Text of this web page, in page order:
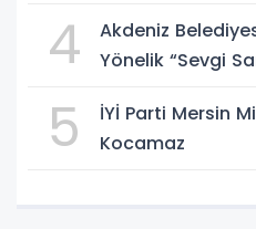
4
Akdeniz
Yönelik “Sevgi
5
İYİ Parti Mersin
Kocamaz